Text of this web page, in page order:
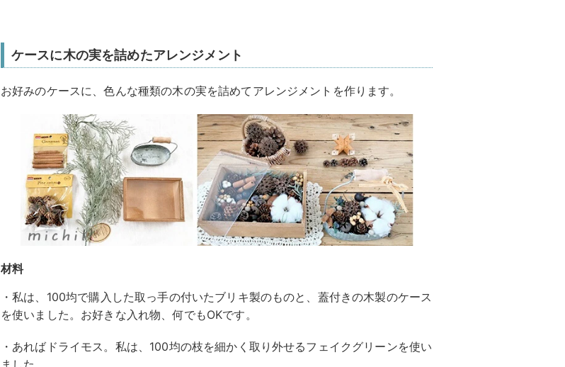
ケースに木の実を詰めたアレンジメント
お好みのケースに、色んな種類の木の実を詰めてアレンジメントを作ります。
材料
・私は、100均で購入した取っ手の付いたブリキ製のものと、蓋付きの木製のケース
を使いました。お好きな入れ物、何でもOKです。
・あればドライモス。私は、100均の枝を細かく取り外せるフェイクグリーンを使い